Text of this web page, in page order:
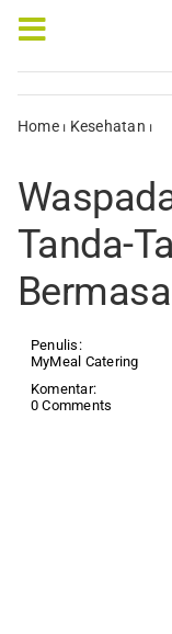
Toggle
Navigation
Caterings
Articles & e-Books
Rewards
Company Profile
Home⏐ Kesehatan ⏐
Tanda-
Penulis:
MyMeal Catering
Komentar:
0 Comments